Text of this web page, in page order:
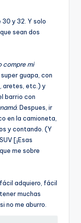
y 32. Y solo
sean dos
compre mi
guapa, con
aretes, etc.) y
barrio con
. Despues, ir
en la camioneta,
y contando. (Y
[¡Esas
me sobre
adquiero, fácil
muchas
no me aburro.